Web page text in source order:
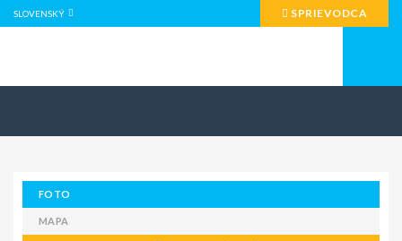
SLOVENSKÝ SPRIEVODCA
FOTO
MAPA